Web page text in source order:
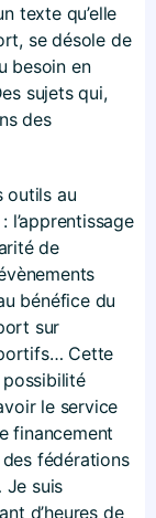
texte qu’elle
se désole de
besoin en
sujets qui,
des
outils au
de
bénéfice du
sur
Cette
le service
financement
fédérations
Je suis
d’heures de